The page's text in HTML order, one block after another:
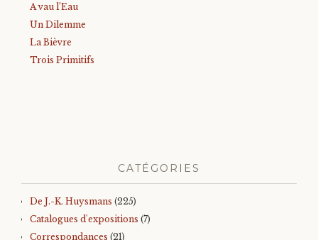
A vau l’Eau
Un Dilemme
La Bièvre
Trois Primitifs
CATÉGORIES
De J.-K. Huysmans (225)
Catalogues d'expositions (7)
Correspondances (21)